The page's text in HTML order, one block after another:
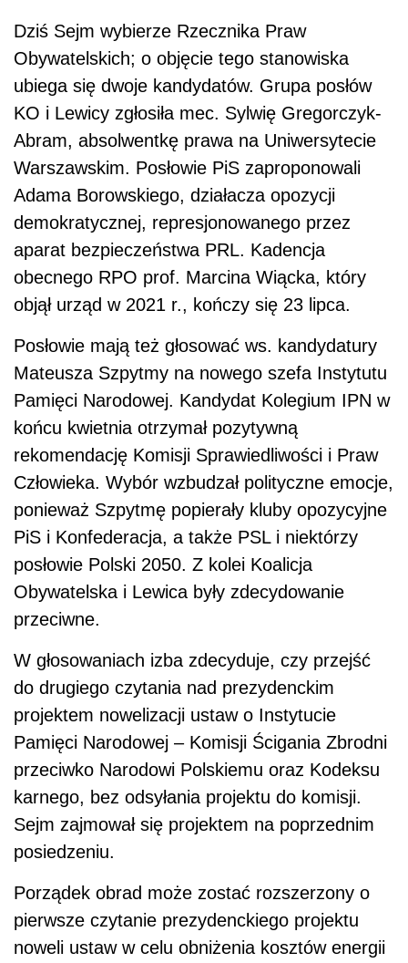
Dziś Sejm wybierze Rzecznika Praw
Obywatelskich; o objęcie tego stanowiska
ubiega się dwoje kandydatów. Grupa posłów
KO i Lewicy zgłosiła mec. Sylwię Gregorczyk-
Abram, absolwentkę prawa na Uniwersytecie
Warszawskim. Posłowie PiS zaproponowali
Adama Borowskiego, działacza opozycji
demokratycznej, represjonowanego przez
aparat bezpieczeństwa PRL. Kadencja
obecnego RPO prof. Marcina Wiącka, który
objął urząd w 2021 r., kończy się 23 lipca.
Posłowie mają też głosować ws. kandydatury
Mateusza Szpytmy na nowego szefa Instytutu
Pamięci Narodowej. Kandydat Kolegium IPN w
końcu kwietnia otrzymał pozytywną
rekomendację Komisji Sprawiedliwości i Praw
Człowieka. Wybór wzbudzał polityczne emocje,
ponieważ Szpytmę popierały kluby opozycyjne
PiS i Konfederacja, a także PSL i niektórzy
posłowie Polski 2050. Z kolei Koalicja
Obywatelska i Lewica były zdecydowanie
przeciwne.
W głosowaniach izba zdecyduje, czy przejść
do drugiego czytania nad prezydenckim
projektem nowelizacji ustaw o Instytucie
Pamięci Narodowej – Komisji Ścigania Zbrodni
przeciwko Narodowi Polskiemu oraz Kodeksu
karnego, bez odsyłania projektu do komisji.
Sejm zajmował się projektem na poprzednim
posiedzeniu.
Porządek obrad może zostać rozszerzony o
pierwsze czytanie prezydenckiego projektu
noweli ustaw w celu obniżenia kosztów energii